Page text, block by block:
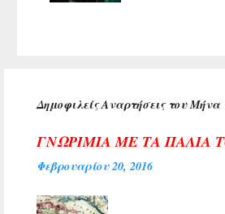
πρύτανη
αιθούσης
τιμή για
Δημοφιλείς Αναρτήσεις του Μήνα
ΓΝΩΡΙΜΙΑ ΜΕ ΤΑ ΠΑΛΙΑ
Φεβρουαρίου 20, 2016